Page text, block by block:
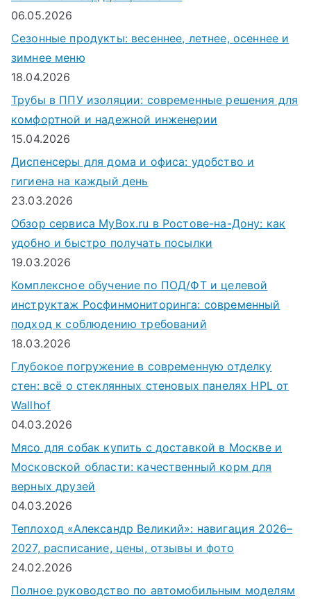
06.05.2026
Сезонные продукты: весеннее, летнее, осеннее и
зимнее меню
18.04.2026
Трубы в ППУ изоляции: современные решения для
комфортной и надежной инженерии
15.04.2026
Диспенсеры для дома и офиса: удобство и
гигиена на каждый день
23.03.2026
Обзор сервиса MyBox.ru в Ростове-на-Дону: как
удобно и быстро получать посылки
19.03.2026
Комплексное обучение по ПОД/ФТ и целевой
инструктаж Росфинмониторинга: современный
подход к соблюдению требований
18.03.2026
Глубокое погружение в современную отделку
стен: всё о стеклянных стеновых панелях HPL от
Wallhof
04.03.2026
Мясо для собак купить с доставкой в Москве и
Московской области: качественный корм для
верных друзей
04.03.2026
Теплоход «Александр Великий»: навигация 2026–
2027, расписание, цены, отзывы и фото
24.02.2026
Полное руководство по автомобильным моделям